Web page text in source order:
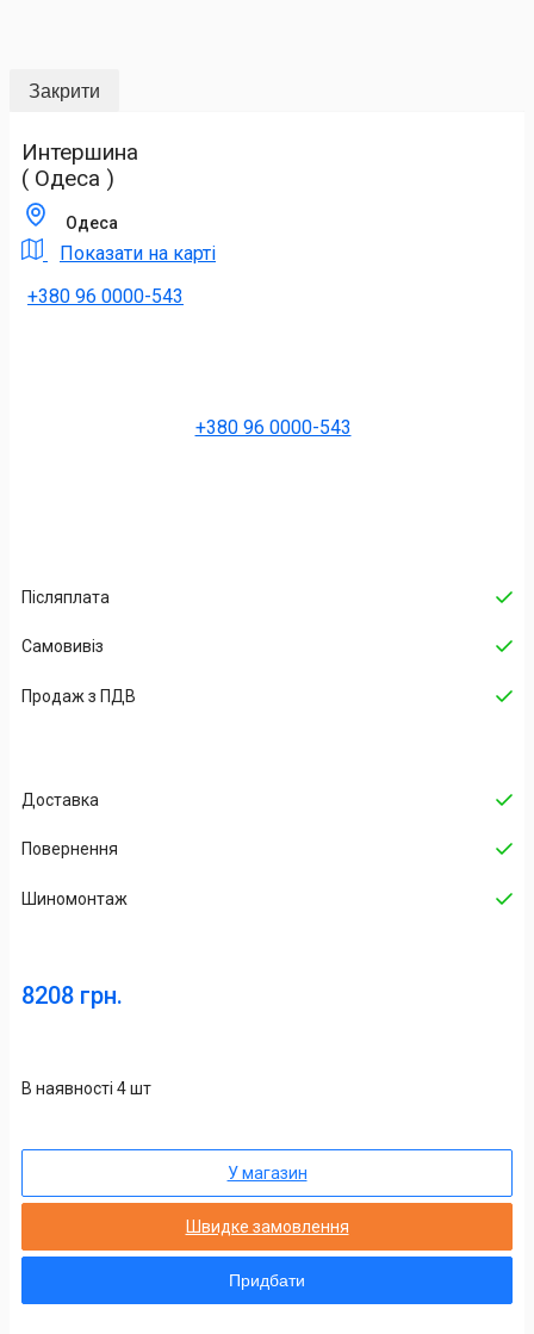
Закрити
Интершина
( Одеса )
Одеса
Показати на карті
+380 96 0000-543
+380 96 0000-543
Післяплата
Самовивіз
Продаж з ПДВ
Доставка
Повернення
Шиномонтаж
8208 грн.
В наявності 4 шт
У магазин
Швидке замовлення
Придбати